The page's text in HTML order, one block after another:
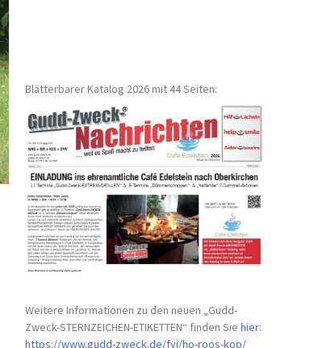
Blätterbarer Katalog 2026 mit 44 Seiten:
Weitere Informationen zu den neuen „Gudd-
Zweck-STERNZEICHEN-ETIKETTEN“ finden Siehier:
https://www.gudd-zweck.de/fyi/ho-roos-kop/